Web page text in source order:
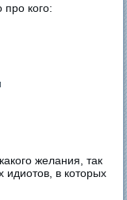
кого:
желания, так
идиотов, в которых